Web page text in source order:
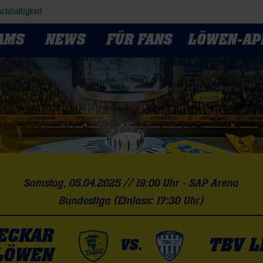
NEWS FÜR FANS LÖWEN-
Samstag, 05.04.2025 // 19:00 Uhr - SAP Arena
Bundesliga (Einlass: 17:30 Uhr)
VS. TBV